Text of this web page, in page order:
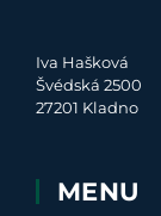
Iva Hašková
Švédská 2500
27201 Kladno
MENU